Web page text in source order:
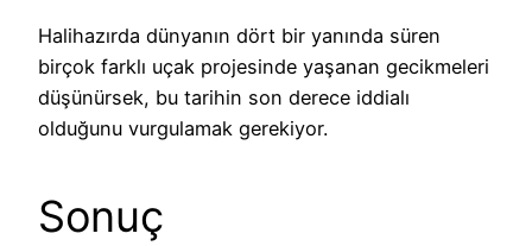
Halihazırda dünyanın dört bir yanında süren
birçok farklı uçak projesinde yaşanan gecikmeleri
düşünürsek, bu tarihin son derece iddialı
olduğunu vurgulamak gerekiyor.
Sonuç